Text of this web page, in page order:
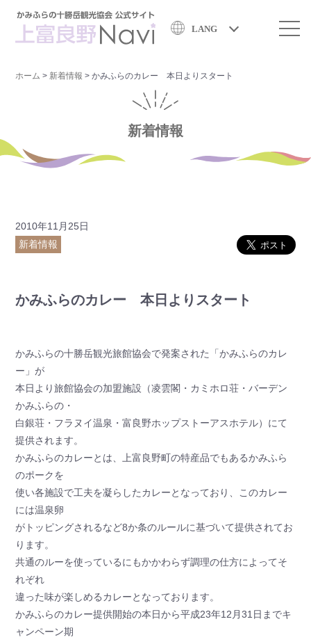
LANG
ホーム > 新着情報 >かみふらのカレー 本日よりスタート
新着情報
2010年11月25日
新着情報
かみふらのカレー 本日よりスタート
かみふらの十勝岳観光旅館協会で発案された「かみふらのカレ
ー」が
本日より旅館協会の加盟施設（凌雲閣・カミホロ荘・バーデン
かみふらの・
白銀荘・フラヌイ温泉・富良野ホップストーアスホテル）にて
提供されます。
かみふらのカレーとは、上富良野町の特産品でもあるかみふら
のポークを
使い各施設で工夫を凝らしたカレーとなっており、このカレー
には温泉卵
がトッピングされるなど8か条のルールに基づいて提供されてお
ります。
共通のルーを使っているにもかかわらず調理の仕方によってそ
れぞれ
違った味が楽しめるカレーとなっております。
かみふらのカレー提供開始の本日から平成23年12月31日までキ
ャンペーン期